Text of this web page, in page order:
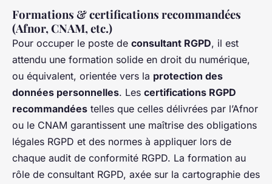
Formations & certifications recommandées
(Afnor, CNAM, etc.)
Pour occuper le poste de consultant RGPD, il est
attendu une formation solide en droit du numérique,
ou équivalent, orientée vers la protection des
données personnelles. Les certifications RGPD
recommandées telles que celles délivrées par l’Afnor
ou le CNAM garantissent une maîtrise des obligations
légales RGPD et des normes à appliquer lors de
chaque audit de conformité RGPD. La formation au
rôle de consultant RGPD, axée sur la cartographie des